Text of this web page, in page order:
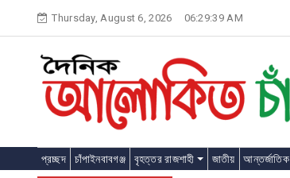
content
Thursday, August 6, 2026 06:29:40 AM
প্রচ্ছদ চাঁপাইনবাবগঞ্জ বৃহত্তর রাজশাহী জাতীয় আন্তর্জাতিক